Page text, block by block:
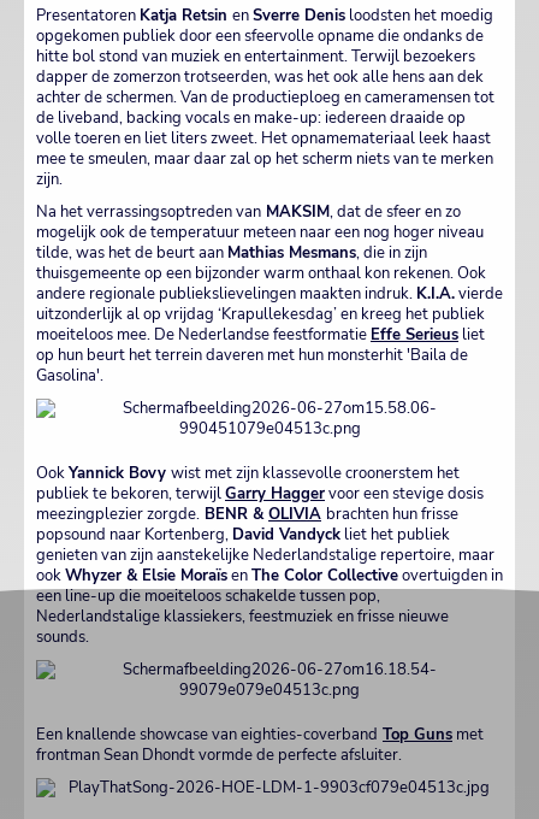
Presentatoren Katja Retsin enSverre Denis loodsten het moedig
opgekomen publiek door een sfeervolle opname die ondanks de
hitte bol stond van muziek en entertainment. Terwijl bezoekers
dapper de zomerzon trotseerden, was het ook alle hens aan dek
achter de schermen. Van de productieploeg en cameramensen tot
de liveband, backing vocals en make-up: iedereen draaide op
volle toeren en liet liters zweet. Het opnamemateriaal leek haast
mee te smeulen, maar daar zal op het scherm niets van te merken
zijn.
Na het verrassingsoptreden van MAKSIM, dat de sfeer en zo
mogelijk ook de temperatuur meteen naar een nog hoger niveau
tilde, was het de beurt aan Mathias Mesmans, die in zijn
thuisgemeente op een bijzonder warm onthaal kon rekenen. Ook
andere regionale publiekslievelingen maakten indruk. K.I.A.vierde
uitzonderlijk al op vrijdag ‘Krapullekesdag’ en kreeg het publiek
moeiteloos mee. De Nederlandse feestformatie Effe Serieus liet
op hun beurt het terrein daveren met hun monsterhit 'Baila de
Gasolina'.
OokYannick Bovy wist met zijn klassevolle croonerstem het
publiek te bekoren, terwijlGarry Haggervoor een stevige dosis
meezingplezier zorgde. BENR &OLIVIA brachten hun frisse
popsound naar Kortenberg, David Vandyck liet het publiek
genieten van zijn aanstekelijke Nederlandstalige repertoire, maar
ookWhyzer & Elsie MoraïsenThe Color Collectiveovertuigden in
een line-up die moeiteloos schakelde tussen pop,
Nederlandstalige klassiekers, feestmuziek en frisse nieuwe
sounds.
Een knallende showcase van eighties-coverband Top Guns met
frontman Sean Dhondt vormde de perfecte afsluiter.